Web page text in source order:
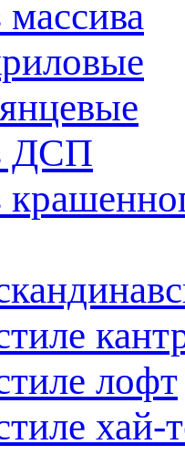
ДСП
лофт
хай-